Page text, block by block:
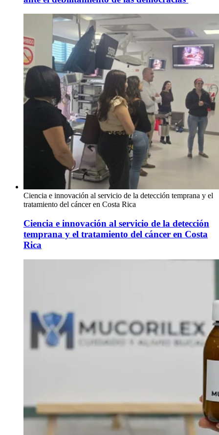
Ciencia e innovación al servicio de la detección temprana y el
tratamiento del cáncer en Costa Rica
Ciencia e innovación al servicio de la detección
temprana y el tratamiento del cáncer en Costa
Rica